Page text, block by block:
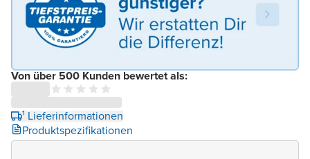
Von über 500 Kunden bewertet als:
¹ Lieferinformationen
Produktspezifikationen